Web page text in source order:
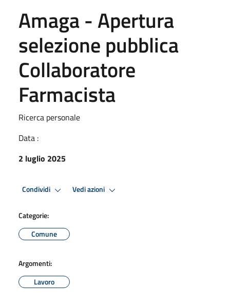
Amaga - Apertura
selezione pubblica
Collaboratore
Farmacista
Ricerca personale
Data :
2 luglio 2025
Condividi Vedi azioni
Categorie:
Comune
Argomenti:
Lavoro